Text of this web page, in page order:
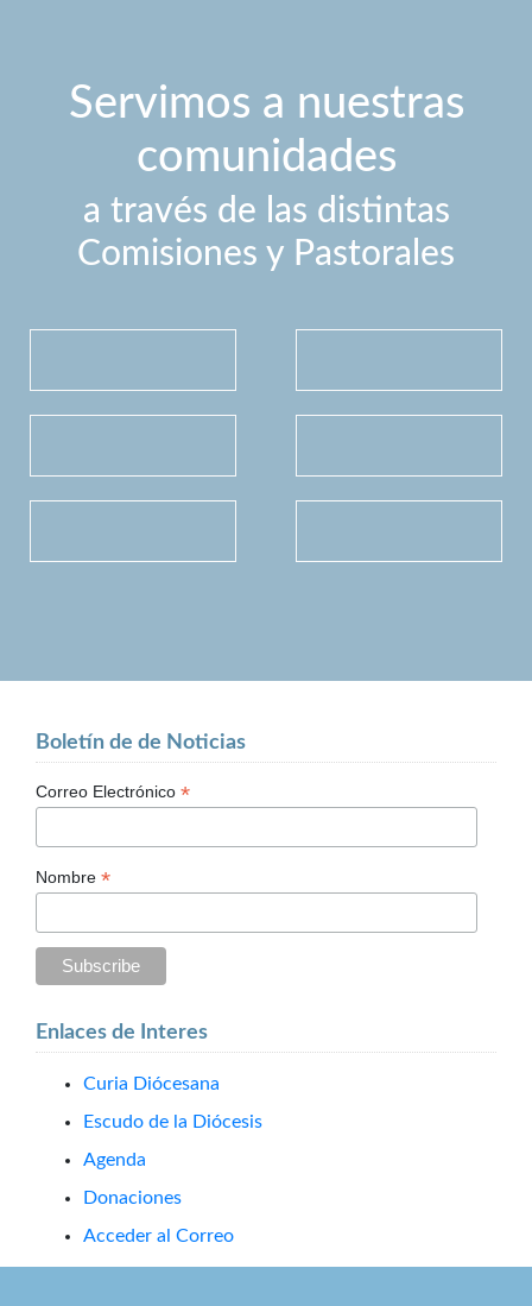
Servimos a nuestras
comunidades
a través de las distintas
Comisiones y Pastorales
Boletín de de Noticias
Correo Electrónico *
Nombre *
Enlaces de Interes
Curia Diócesana
Escudo de la Diócesis
Agenda
Donaciones
Acceder al Correo